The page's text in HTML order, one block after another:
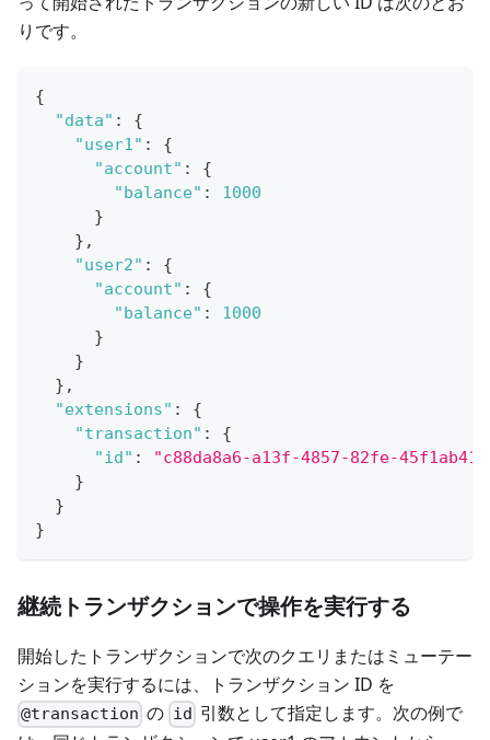
りです。
{
"data" :
{
"user1" :
{
"account" :
{
"balance" :
1000
}
} ,
"user2" :
{
"account" :
{
"balance" :
1000
}
}
} ,
"extensions" :
{
"transaction" :
{
"id" :
"c88da8a6-a13f-4857-82fe-
}
}
}
継続トランザクションで操作を実行する
開始したトランザクションで次のクエリまたはミューテー
ションを実行するには、トランザクション ID を
@transaction の id 引数として指定します。次の例で